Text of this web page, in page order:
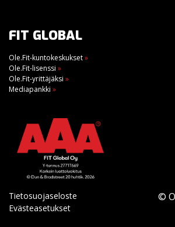
FIT GLOBAL
Ole.Fit-kuntokeskukset»
Ole.Fit-lisenssi »
Ole.Fit-yrittäjäksi »
Mediapankki »
Tietosuojaseloste
Evästeasetukset
©